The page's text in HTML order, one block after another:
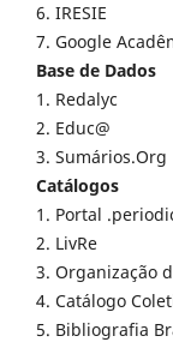
6. IRESIE
7. Google
Base de Dados
1. Redalyc
2. Educ@
3. Sumários.Org
Catálogos
1. Portal
2. LivRe
3. Organização
4. Catálogo
5. Bibliografia